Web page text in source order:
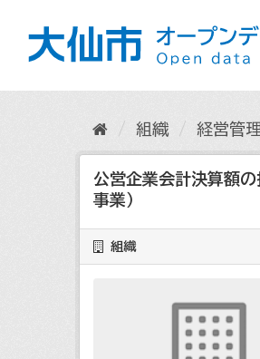
組織 経営管
公営企業会計決算額の
事業）
組織